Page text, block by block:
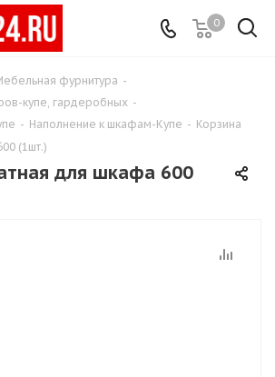
0
фурнитура -
купе, гардеробных -
- Наполнение к шкафам-Купе - Корзина
(1шт.)
для шкафа 600